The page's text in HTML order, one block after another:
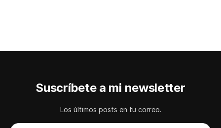
Suscríbete a mi newsletter
Los últimos posts en tu correo.